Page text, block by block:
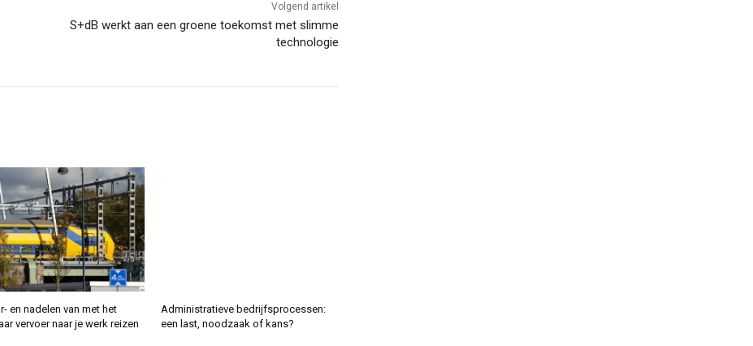
Volgend artikel
S+dB werkt aan een groene toekomst met slimme
technologie
en nadelen van met het
vervoer naar je werk reizen
Administratieve bedrijfsprocessen:
een last, noodzaak of kans?